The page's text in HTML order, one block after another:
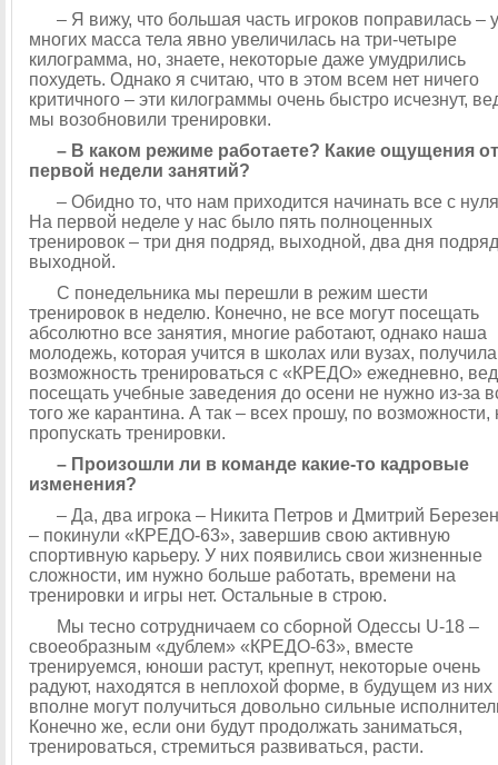
– Я вижу, что большая часть игроков поправилась – у
многих масса тела явно увеличилась на три-четыре
килограмма, но, знаете, некоторые даже умудрились
похудеть. Однако я считаю, что в этом всем нет ничего
критичного – эти килограммы очень быстро исчезнут,
мы возобновили тренировки.
– В каком режиме работаете? Какие ощущения от
первой недели занятий?
– Обидно то, что нам приходится начинать все с
На первой неделе у нас было пять полноценных
тренировок – три дня подряд, выходной, два дня
выходной.
С понедельника мы перешли в режим шести
тренировок в неделю. Конечно, не все могут посещать
абсолютно все занятия, многие работают, однако наша
молодежь, которая учится в школах или вузах, получила
возможность тренироваться с «КРЕДО» ежедневно,
посещать учебные заведения до осени не нужно из-за
того же карантина. А так – всех прошу, по возможности,
пропускать тренировки.
– Произошли ли в команде какие-то кадровые
изменения?
– Да, два игрока – Никита Петров и Дмитрий
– покинули «КРЕДО-63», завершив свою активную
спортивную карьеру. У них появились свои жизненные
сложности, им нужно больше работать, времени на
тренировки и игры нет. Остальные в строю.
Мы тесно сотрудничаем со сборной Одессы U-18 –
своеобразным «дублем» «КРЕДО-63», вместе
тренируемся, юноши растут, крепнут, некоторые очень
радуют, находятся в неплохой форме, в будущем из них
вполне могут получиться довольно сильные
Конечно же, если они будут продолжать заниматься,
тренироваться, стремиться развиваться, расти.